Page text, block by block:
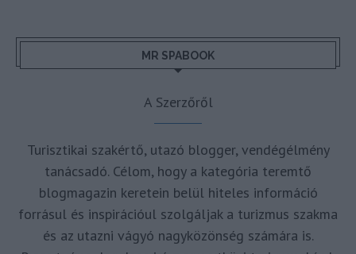
MR SPABOOK
A Szerzőről
Turisztikai szakértő, utazó blogger, vendégélmény
tanácsadó. Célom, hogy a kategória teremtő
blogmagazin keretein belül hiteles információ
forrásul és inspirációul szolgáljak a turizmus szakma
és az utazni vágyó nagyközönség számára is.